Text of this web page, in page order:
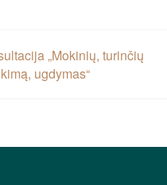
„Mokinių, turinčių
ugdymas“